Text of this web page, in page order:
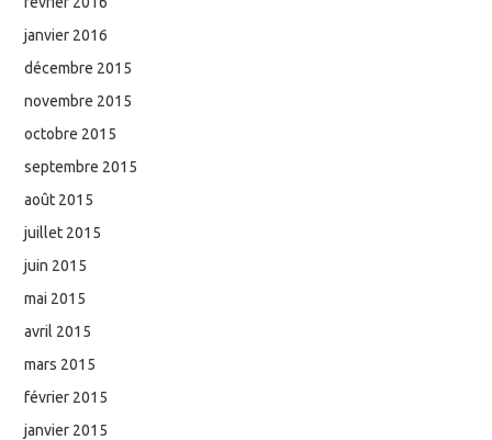
janvier 2016
décembre 2015
novembre 2015
octobre 2015
septembre 2015
août 2015
juillet 2015
juin 2015
mai 2015
avril 2015
mars 2015
février 2015
janvier 2015